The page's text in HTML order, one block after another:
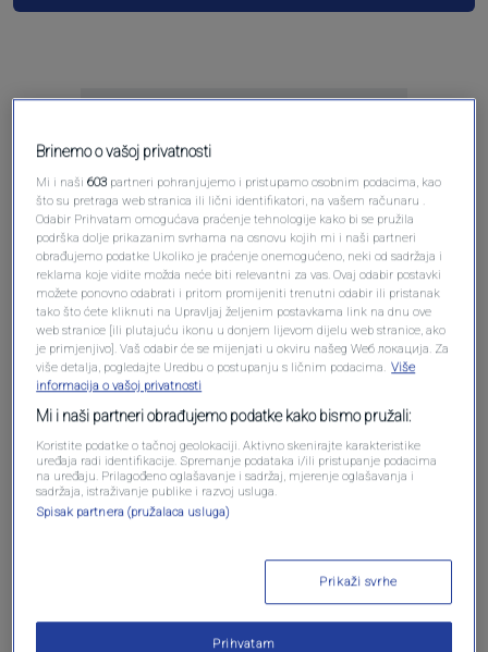
Oglas
Oglas
Brinemo o vašoj privatnosti
Mi i naši603 partneri pohranjujemo i pristupamo osobnim podacima, kao
što su pretraga web stranica ili lični identifikatori, na vašem računaru .
Odabir Prihvatam omogućava praćenje tehnologije kako bi se pružila
podrška dolje prikazanim svrhama na osnovu kojih mi i naši partneri
obrađujemo podatke Ukoliko je praćenje onemogućeno, neki od sadržaja i
reklama koje vidite možda neće biti relevantni za vas. Ovaj odabir postavki
možete ponovno odabrati i pritom promijeniti trenutni odabir ili pristanak
tako što ćete kliknuti na Upravljaj željenim postavkama link na dnu ove
web stranice [ili plutajuću ikonu u donjem lijevom dijelu web stranice, ako
je primjenjivo]. Vaš odabir će se mijenjati u okviru našeg Wеб локација. Za
više detalja, pogledajte Uredbu o postupanju s ličnim podacima. Više
informacija o vašoj privatnosti
Mi i naši partneri obrađujemo podatke kako bismo pružali:
Koristite podatke o tačnoj geolokaciji. Aktivno skenirajte karakteristike
uređaja radi identifikacije. Spremanje podataka i/ili pristupanje podacima
na uređaju. Prilagođeno oglašavanje i sadržaj, mjerenje oglašavanja i
sadržaja, istraživanje publike i razvoj usluga.
Spisak partnera (pružalaca usluga)
Prikaži svrhe
Prihvatam